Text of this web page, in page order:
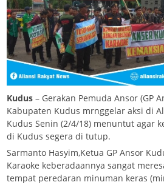
Kudus – Gerakan Pemuda Ansor (GP
Kabupaten Kudus mrnggelar aksi di
Kudus Senin (2/4/18) menuntut agar
di Kudus segera di tutup.
Sarmanto Hasyim,Ketua GP Ansor
Karaoke keberadaannya sangat
tempat peredaran minuman keras